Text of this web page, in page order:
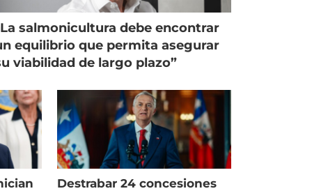
salmonicultura debe encontrar
equilibrio que permita asegurar
viabilidad de largo plazo”
Destrabar 24 concesiones